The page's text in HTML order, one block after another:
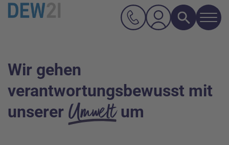
Suche
Wir gehen
verantwortungsbewusst mit
unserer Umweltum